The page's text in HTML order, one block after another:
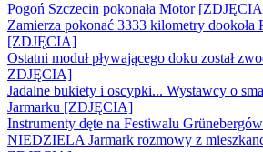
Pogoń Szczecin pokonała Motor
Zamierza pokonać 3333 kilometry dookoła
[ZDJĘCIA]
Ostatni moduł pływającego doku został
ZDJĘCIA]
Jadalne bukiety i oscypki... Wystawcy o
Jarmarku [ZDJĘCIA]
Instrumenty dęte na Festiwalu
NIEDZIELA Jarmark rozmowy z